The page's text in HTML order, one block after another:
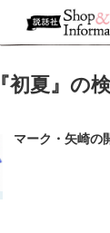
『初夏』の
マーク・矢崎の